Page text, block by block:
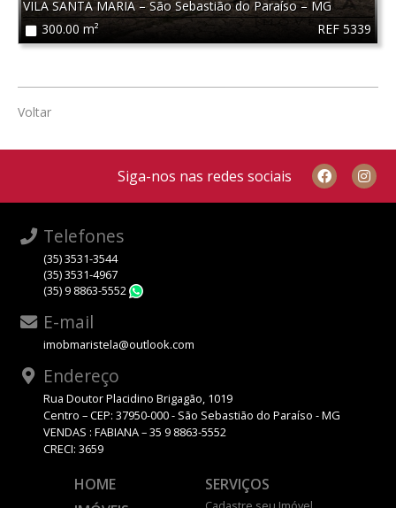
REF 5339
VILA SANTA MARIA–São Sebastião do Paraíso– MG
300.00 m²
Voltar
Siga-nos nas redes sociais
Telefones
(35) 3531-3544
(35) 3531-4967
(35) 9 8863-5552
E-mail
imobmaristela@outlook.com
Endereço
Rua Doutor Placidino Brigagão, 1019
Centro – CEP: 37950-000 - São Sebastião do Paraíso - MG
VENDAS : FABIANA – 35 9 8863-5552
CRECI: 3659
HOME
SERVIÇOS